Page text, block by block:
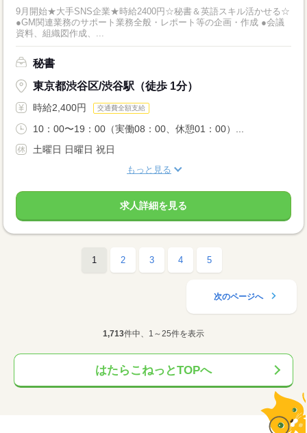
9月開始★大手SNS企業★時給2400円☆秘書＆英語スキル活かせる☆
●GM関連業務のサポート業務全般・レポート等の企画・作成 ●会議
資料、組織図作成、...
秘書
東京都渋谷区/渋谷駅（徒歩 1分）
時給2,400円 交通費全額支給
10：00〜19：00（実働08：00、休憩01：00）...
土曜日 日曜日 祝日
もっと見る
求人詳細を見る
1 2 3 4 5
次のページへ
1,713件中、1～25件を表示
はたらこねっとTOPへ